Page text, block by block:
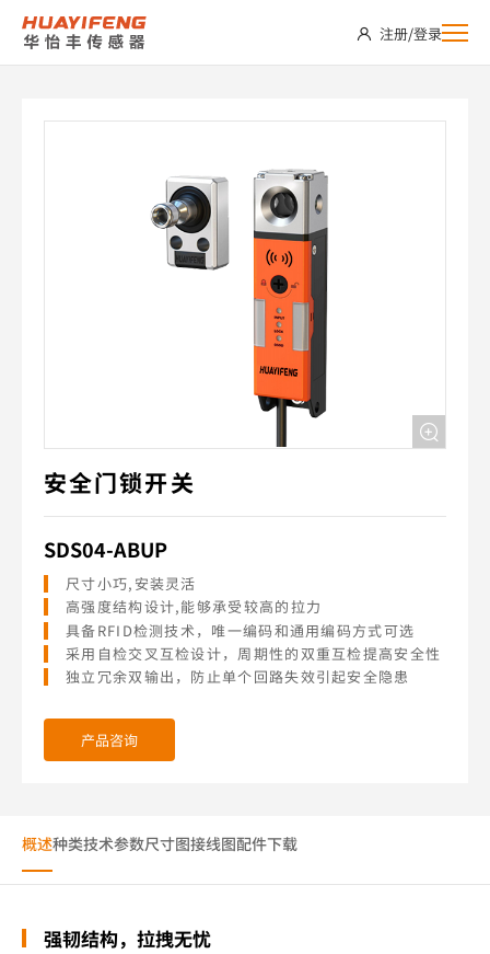
SDS04-
ABUP
注册/登录
安全门锁开关
SDS04-ABUP
尺寸小巧,安装灵活
高强度结构设计,能够承受较高的拉力
具备RFID检测技术，唯一编码和通用编码方式可选
采用自检交叉互检设计，周期性的双重互检提高安全性
独立冗余双输出，防止单个回路失效引起安全隐患
产品咨询
概述种类技术参数尺寸图接线图配件下载
强韧结构，拉拽无忧